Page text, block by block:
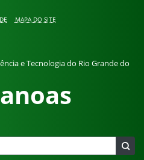
MAPA DO SITE
e Tecnologia do Rio Grande do